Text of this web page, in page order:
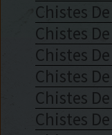
Chistes
Chistes
Chistes
Chistes
Chistes
Chistes